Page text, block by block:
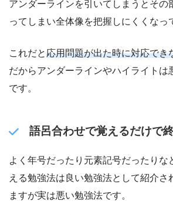
アンダーラインを引いてしまうとその
ってしまい全体像を把握しにくくなっ
これだと応用問題が出た時に対応でき
だからアンダーラインやハイライトは
です。
語呂合わせで覚えるだけで
よく年号だったり元素記号だったりな
える勉強法は良い勉強法として紹介さ
ますが実は悪い勉強法です。